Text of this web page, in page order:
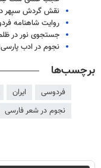
نقش گردش سپهر
روایت شاهنامه
جستجوی نور در
نجوم در ادب
برچسب‌ها
فردوسی ایران
نجوم در شعر فارسی